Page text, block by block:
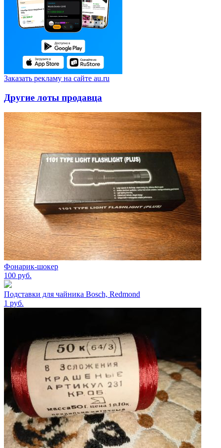
Заказать рекламу на сайте au.ru
Другие лоты продавца
Фонарик-шокер
100 руб.
Подставки для чайника Bosch, Redmond
1 руб.